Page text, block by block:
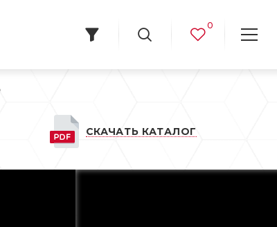
0
СКАЧАТЬ КАТАЛОГ